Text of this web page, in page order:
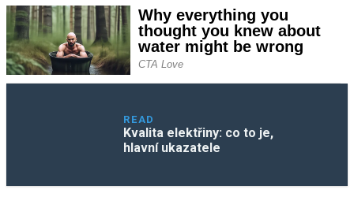
READ
Kvalita elektřiny: co to je,
hlavní ukazatele